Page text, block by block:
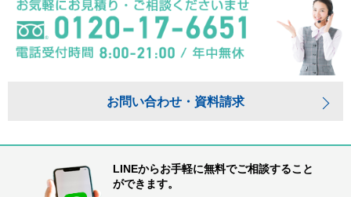
お問い合わせ・資料請求
LINEからお手軽に無料でご相談すること
ができます。